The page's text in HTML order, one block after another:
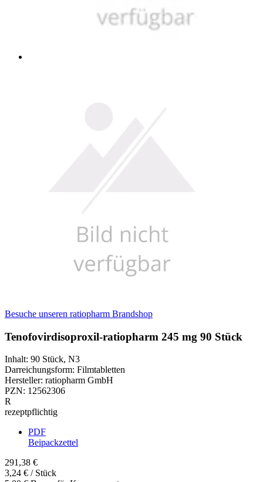
Besuche unseren ratiopharm Brandshop
Tenofovirdisoproxil-ratiopharm 245 mg 90 Stück
Inhalt: 90 Stück, N3
Darreichungsform: Filmtabletten
Hersteller: ratiopharm GmbH
PZN: 12562306
R
rezeptpflichtig
PDF
Beipackzettel
291,38 €
3,24 € / Stück